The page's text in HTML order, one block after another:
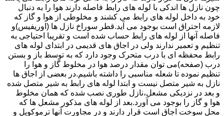
چون نازل ها اندکی با لوله های رابط فاصله دارند هوا را به دنبال
خود به داخل لوله های رابط می کشند و مخلوطی از هوا و گاز که
لازمه احتراق است بوجود می آید.قطر سوراخ نازل ها (اوریفیس)و
فاصله آنها از لوله های رابط حساب شده است و تقریبا احتیاجی به
تنظیم و تعمیر ندارند ولی در اجاق های قدیمی در ابتدای لوله های
رابط محفظه ای با درب متحرک وجود دارد که به توسط باز و بستن
درب (صفحه)می توان مقدار درصد هوا در مخلوط گاز و هوا را
تنظیم نموده تا شعله مناسبی را داشته باشیم.در بعضی از اجاق ها
نازل به شیر متصل نیست و ابتدا لوله های رابط به شیر متصل شده
و بعد در نزدیکی مشعل،نازل طوری نصب شده که همان مخلوط
هوا و گاز را بوجود می آورد.بعد از لوله های مذکور مشعل ها که
محل سوخت اجاق است قرار دارند و در مجاورت آنها ترموکوپل و